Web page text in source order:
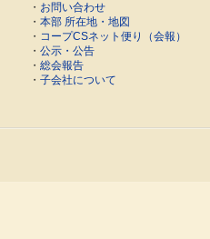
・ お問い合わせ
・ 本部 所在地・地図
・ コープCSネット便り（会報）
・ 公示・公告
・ 総会報告
・ 子会社について